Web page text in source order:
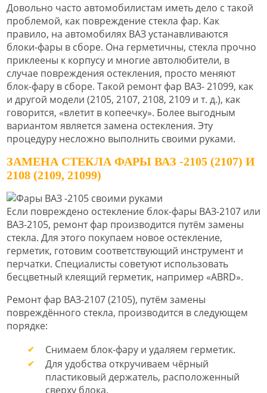
Довольно часто автомобилистам иметь дело с такой
проблемой, как повреждение стекла фар. Как
правило, на автомобилях ВАЗ устанавливаются
блоки-фары в сборе. Она герметичны, стекла прочно
приклеены к корпусу и многие автолюбители, в
случае повреждения остекления, просто меняют
блок-фару в сборе. Такой ремонт фар ВАЗ- 21099, как
и другой модели (2105, 2107, 2108, 2109 и т. д.), как
говорится, «влетит в копеечку». Более выгодным
вариантом является замена остекления. Эту
процедуру несложно выполнить своими руками.
ЗАМЕНА СТЕКЛА ФАРЫ ВАЗ -2105 (2107) И
2108 (2109, 21099)
Если повреждено остекление блок-фары ВАЗ-2107 или
ВАЗ-2105, ремонт фар производится путём замены
стекла. Для этого покупаем новое остекление,
герметик, готовим соответствующий инструмент и
перчатки. Специалисты советуют использовать
бесцветный клеящий герметик, например «ABRD».
Ремонт фар ВАЗ-2107 (2105), путём замены
повреждённого стекла, производится в следующем
порядке:
Снимаем блок-фару и удаляем герметик.
Для удобства откручиваем чёрный
пластиковый держатель, расположенный
сверху блока.